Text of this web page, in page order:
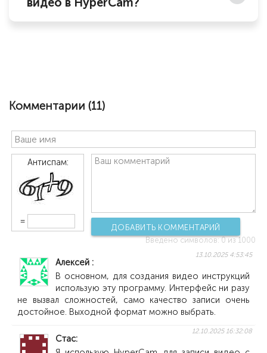
Комментарии (11)
Антиспам:
=
ДОБАВИТЬ КОММЕНТАРИЙ
Введено символов:0из 1000
Алексей
13.10.2025 4:53:45
В основном, для создания видео инструкций
использую эту программу. Интерфейс ни разу
не вызвал сложностей, само качество записи очень
достойное. Выходной формат можно выбрать.
Стас
12.10.2025 16:32:08